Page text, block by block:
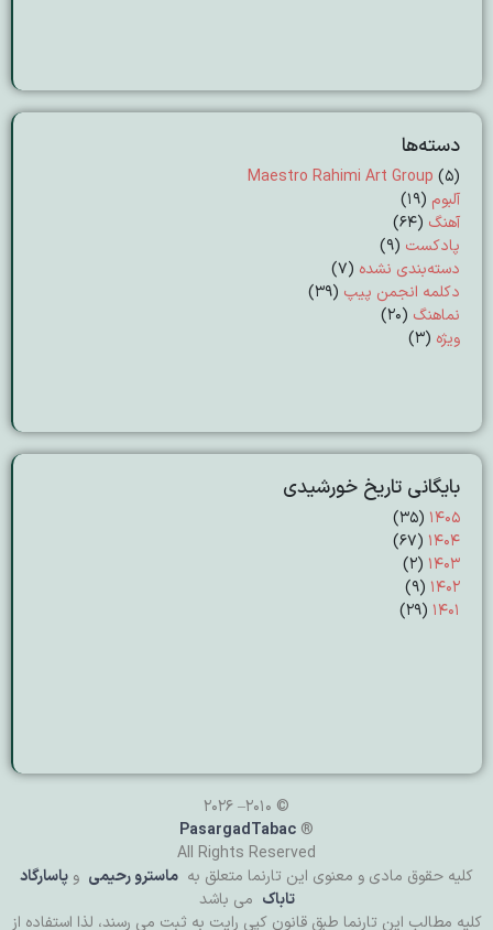
دسته‌ها
Maestro Rahimi Art Group (5)
آلبوم (19)
آهنگ (64)
پادکست (9)
دسته‌بندی نشده (7)
دکلمه انجمن پیپ (39)
نماهنگ (20)
ویژه (3)
بایگانی تاریخ خورشیدی
۱۴۰۵ (۳۵)
۱۴۰۴ (۶۷)
۱۴۰۳ (۲)
۱۴۰۲ (۹)
۱۴۰۱ (۲۹)
© 2010– 2026
®
PasargadTabac
All Rights Reserved
كليه حقوق مادی و معنوی اين تارنما متعلق به ماسترو رحیمی و پاسارگاد
تاباک می باشد
کلیه مطالب این تارنما طبق قانون کپی رایت به ثبت می رسند، لذا استفاده از